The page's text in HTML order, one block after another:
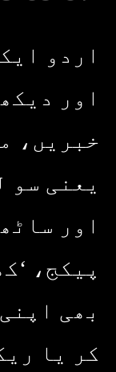
اردو
اور
خبریں،
یعنی سو
اور
پیکج،
بھی
کر یا